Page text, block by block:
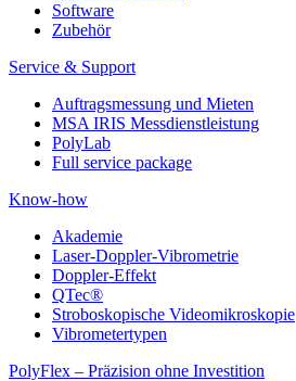
Software
Zubehör
Service & Support
Auftragsmessung und Mieten
MSA IRIS Messdienstleistung
PolyLab
Full service package
Know-how
Akademie
Laser-Doppler-Vibrometrie
Doppler-Effekt
QTec®
Stroboskopische Videomikroskopie
Vibrometertypen
PolyFlex – Präzision ohne Investition